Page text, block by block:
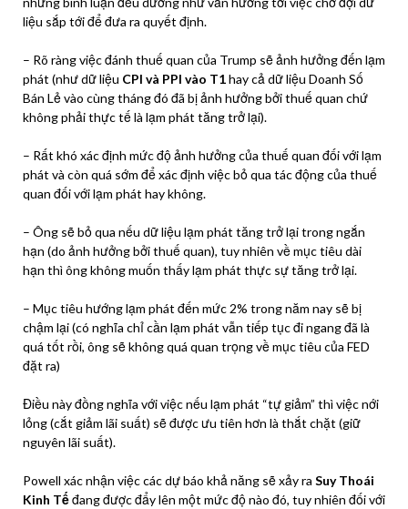
liệu sắp tới để đưa ra quyết định.
– Rõ ràng việc đánh thuế quan của Trump sẽ ảnh hưởng đến lạm
phát (như dữ liệu CPI và PPI vào T1hay cả dữ liệu Doanh Số
Bán Lẻ vào cùng tháng đó đã bị ảnh hưởng bởi thuế quan chứ
không phải thực tế là lạm phát tăng trở lại).
– Rất khó xác định mức độ ảnh hưởng của thuế quan đối với lạm
phát và còn quá sớm để xác định việc bỏ qua tác động của thuế
quan đối với lạm phát hay không.
– Ông sẽ bỏ qua nếu dữ liệu lạm phát tăng trở lại trong ngắn
hạn (do ảnh hưởng bởi thuế quan), tuy nhiên về mục tiêu dài
hạn thì ông không muốn thấy lạm phát thực sự tăng trở lại.
– Mục tiêu hướng lạm phát đến mức 2% trong năm nay sẽ bị
chậm lại (có nghĩa chỉ cần lạm phát vẫn tiếp tục đi ngang đã là
quá tốt rồi, ông sẽ không quá quan trọng về mục tiêu của FED
đặt ra)
Điều này đồng nghĩa với việc nếu lạm phát “tự giảm” thì việc nới
lỏng (cắt giảm lãi suất) sẽ được ưu tiên hơn là thắt chặt (giữ
nguyên lãi suất).
Powell xác nhận việc các dự báo khả năng sẽ xảy ra Suy Thoái
Kinh Tếđang được đẩy lên một mức độ nào đó, tuy nhiên đối với